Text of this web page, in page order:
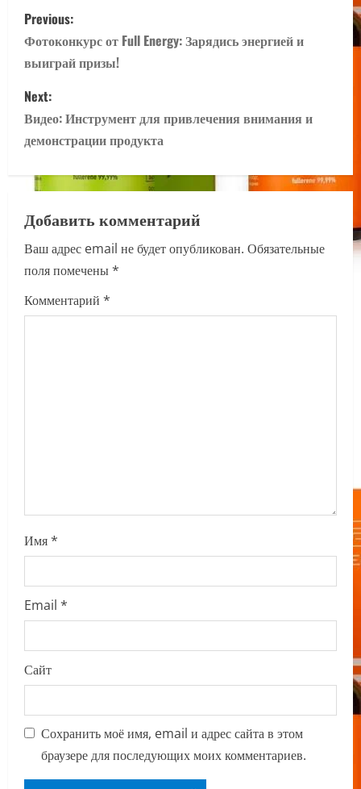
P
o
s
t
n
a
v
i
g
a
Previous:
Фотоконкурс от Full Energy: Зарядись энергией и
выиграй призы!
Next:
Видео: Инструмент для привлечения внимания и
демонстрации продукта
Добавить комментарий
Ваш адрес email не будет опубликован. Обязательные
поля помечены*
Комментарий *
Имя*
Email *
Сайт
Сохранить моё имя, email и адрес сайта в этом
браузере для последующих моих комментариев.